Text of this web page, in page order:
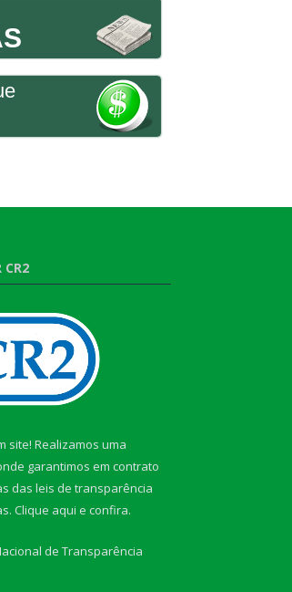
CR2
site! Realizamos uma
garantimos em contrato
das leis de transparência
Clique aqui e confira.
de Transparência